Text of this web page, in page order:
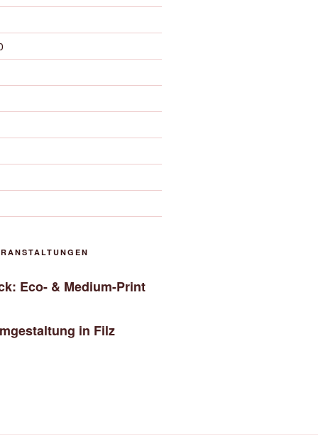
Eco- & Medium-Print
in Filz